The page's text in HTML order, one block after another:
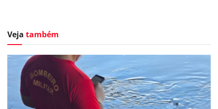
Veja também